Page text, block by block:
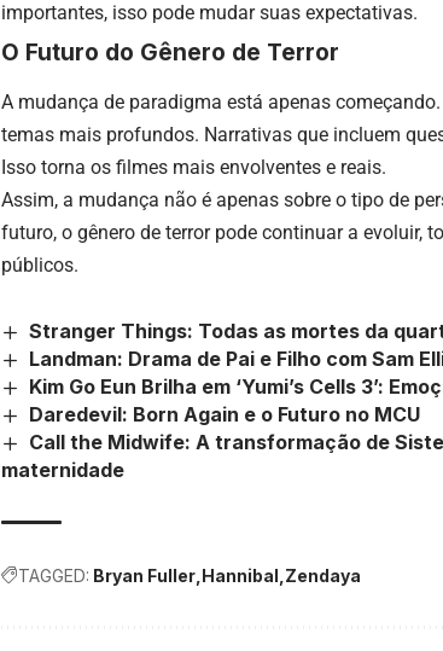
importantes, isso pode mudar suas expectativas.
O Futuro do Gênero de Terror
A mudança de paradigma está apenas
temas mais profundos. Narrativas que incluem
Isso torna os filmes mais envolventes e reais.
Assim, a mudança não é apenas sobre o tipo de
futuro, o gênero de terror pode continuar a evoluir,
públicos.
Stranger Things: Todas as mortes da
Landman: Drama de Pai e Filho com Sam
Kim Go Eun Brilha em ‘Yumi’s Cells 3’:
Daredevil: Born Again e o Futuro no MCU
Call the Midwife: A transformação de
maternidade
TAGGED: Bryan Fuller Hannibal Zendaya